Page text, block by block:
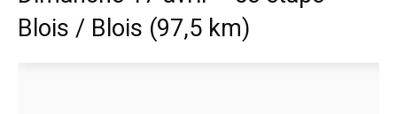
Blois / Blois (97,5 km)